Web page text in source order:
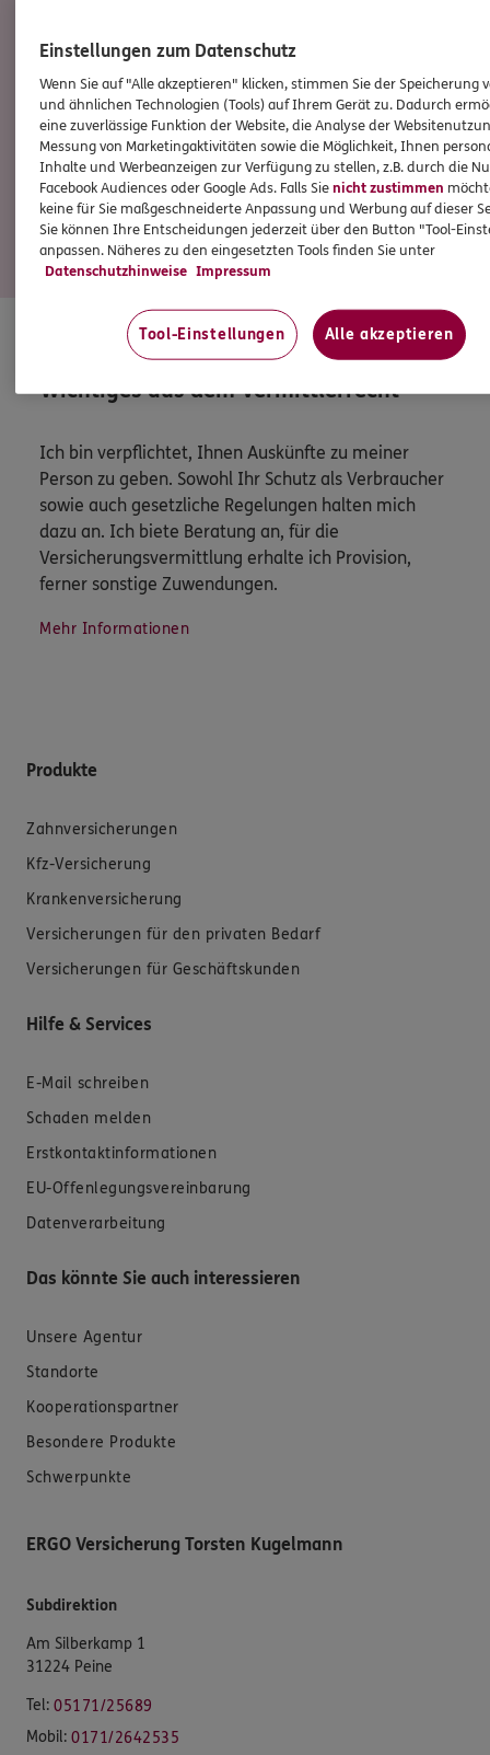
Subdirektion
Tel: 05171/25689
torsten.kugelmann@ergo.de
Mehr
Wichtiges aus dem Vermittlerrecht
Ich bin verpflichtet, Ihnen Auskünfte zu meiner
Person zu geben. Sowohl Ihr Schutz als Verbraucher
sowie auch gesetzliche Regelungen halten mich
dazu an. Ich biete Beratung an, für die
Versicherungsvermittlung erhalte ich Provision,
ferner sonstige Zuwendungen.
Mehr Informationen
Produkte
Zahnversicherungen
Kfz-Versicherung
Krankenversicherung
Versicherungen für den privaten Bedarf
Versicherungen für Geschäftskunden
Hilfe & Services
E-Mail schreiben
Schaden melden
Erstkontaktinformationen
EU-Offenlegungsvereinbarung
Datenverarbeitung
Das könnte Sie auch interessieren
Unsere Agentur
Standorte
Kooperationspartner
Besondere Produkte
Schwerpunkte
ERGO Versicherung Torsten Kugelmann
Subdirektion
Am Silberkamp 1
31224 Peine
Tel: 05171/25689
Mobil: 0171/2642535
Einstellungen zum Datenschutz
Wenn Sie auf "Alle akzeptieren" klicken, stimmen Sie der Speicherung
und ähnlichen Technologien (Tools) auf Ihrem Gerät zu. Dadurch
eine zuverlässige Funktion der Website, die Analyse der
Messung von Marketingaktivitäten sowie die Möglichkeit, Ihnen
Inhalte und Werbeanzeigen zur Verfügung zu stellen, z.B. durch die
Facebook Audiences oder Google Ads. Falls Sienicht zustimmen
keine für Sie maßgeschneiderte Anpassung und Werbung auf dieser
Sie können Ihre Entscheidungen jederzeit über den Button "Tool-
anpassen. Näheres zu den eingesetzten Tools finden Sie unter
Datenschutzhinweise Impressum
Tool-Einstellungen Alle akzeptieren